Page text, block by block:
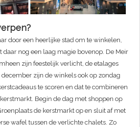
door een heerlijke stad om te winkelen,
nog een laag magie bovenop. De Meir
zijn feestelijk verlicht, de etalages
zijn de winkels ook op zondag
te scoren en dat te combineren
Begin de dag met shoppen op
de kerstmarkt op en sluit af met
wafel tussen de verlichte chalets. Zo